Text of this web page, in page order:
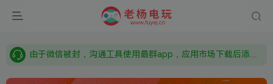
需要什么游戏请联系客服，若链接失效请联系客服，百度网盘边上的激活码也是解压密码
由于微信被封，沟通工具使用最群app，应用市场下载后添加好友：Y9FA49 以后用最群交流解决问题。不再使用微信！